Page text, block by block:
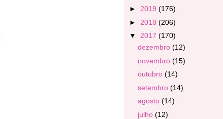
► 2019 (176)
► 2018 (206)
▼ 2017 (170)
dezembro (12)
novembro (15)
outubro (14)
setembro (14)
agosto (14)
julho (12)